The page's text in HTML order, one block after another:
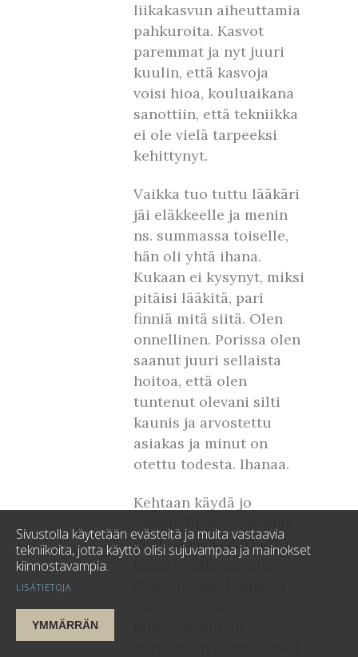
liikakasvun aiheuttamia
pahkuroita. Kasvot
paremmat ja nyt juuri
kuulin, että kasvoja
voisi hioa, kouluaikana
sanottiin, että tekniikka
ei ole vielä tarpeeksi
kehittynyt.
Vaikka tuo tuttu lääkäri
jäi eläkkeelle ja menin
ns. summassa toiselle,
hän oli yhtä ihana.
Kukaan ei kysynyt, miksi
pitäisi lääkitä, pari
finniä mitä siitä. Olen
onnellinen. Porissa olen
saanut juuri sellaista
hoitoa, että olen
tuntenut olevani silti
kaunis ja arvostettu
asiakas ja minut on
otettu todesta. Ihanaa.
Kehtaan käydä jo
ei ole enää verillä eikä
LISÄTIETOJA
Sivustolla käytetään evästeitä ja muita vastaavia
tekniikoita, jotta käyttö olisi sujuvampaa ja mainokset
kiinnostavampia.
YMMÄRRÄN